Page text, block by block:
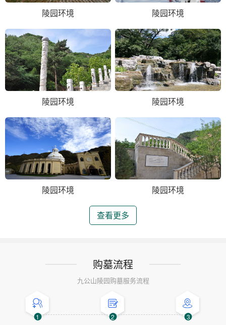
陵园环境 陵园环境
陵园环境 陵园环境
陵园环境 陵园环境
查看更多
购墓流程
九公山陵园购墓服务流程
1 2 3